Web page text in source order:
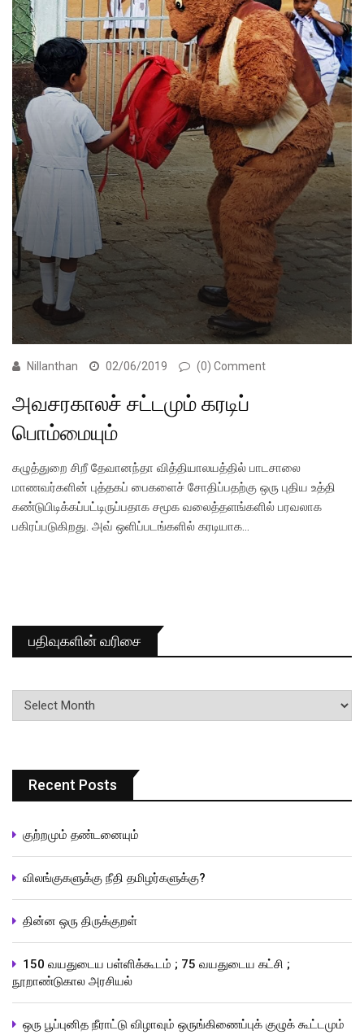
Nillanthan 02/06/2019 (0) Comment
அவசரகாலச் சட்டமும் கரடிப்
பொம்மையும்
கழுத்துறை சிறீ தேவானந்தா வித்தியாலயத்தில் பாடசாலை
மாணவர்களின் புத்தகப் பைகளைச் சோதிப்பதற்கு ஒரு புதிய உத்தி
கண்டுபிடிக்கப்பட்டிருப்பதாக சமூக வலைத்தளங்களில் பரவலாக
பகிரப்படுகிறது. அவ் ஒளிப்படங்களில் கரடியாக…
பதிவுகளின் வரிசை
பதிவுகளின்
வரிசை
Recent Posts
குற்றமும் தண்டனையும்
விலங்குகளுக்கு நீதி தமிழர்களுக்கு?
தின்ன ஒரு திருக்குறள்
150 வயதுடைய பள்ளிக்கூடம் ; 75 வயதுடைய கட்சி ;
நூறாண்டுகால அரசியல்
ஒரு பூப்புனித நீராட்டு விழாவும் ஒருங்கிணைப்புக் குழுக் கூட்டமும்